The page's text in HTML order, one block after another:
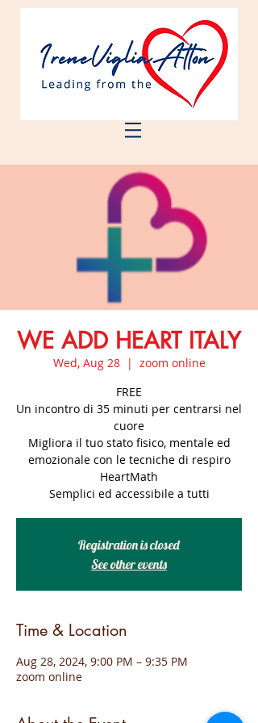
WE ADD HEART ITALY
Wed, Aug 28
  |
zoom online
FREE
Un incontro di 35 minuti per centrarsi nel
cuore
Migliora il tuo stato fisico, mentale ed
emozionale con le tecniche di respiro
HeartMath
Semplici ed accessibile a tutti
Registration is closed
See other events
Time & Location
Aug 28, 2024, 9:00 PM – 9:35 PM
zoom online